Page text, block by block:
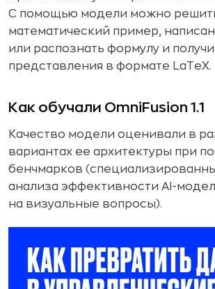
С помощью модели можно
математический пример,
или распознать формулу и
представления в формате LaTeX.
Как обучали OmniFusion 1.1
Качество модели оценивали в
вариантах ее архитектуры при
бенчмарков
анализа эффективности AI-
на визуальные вопросы).